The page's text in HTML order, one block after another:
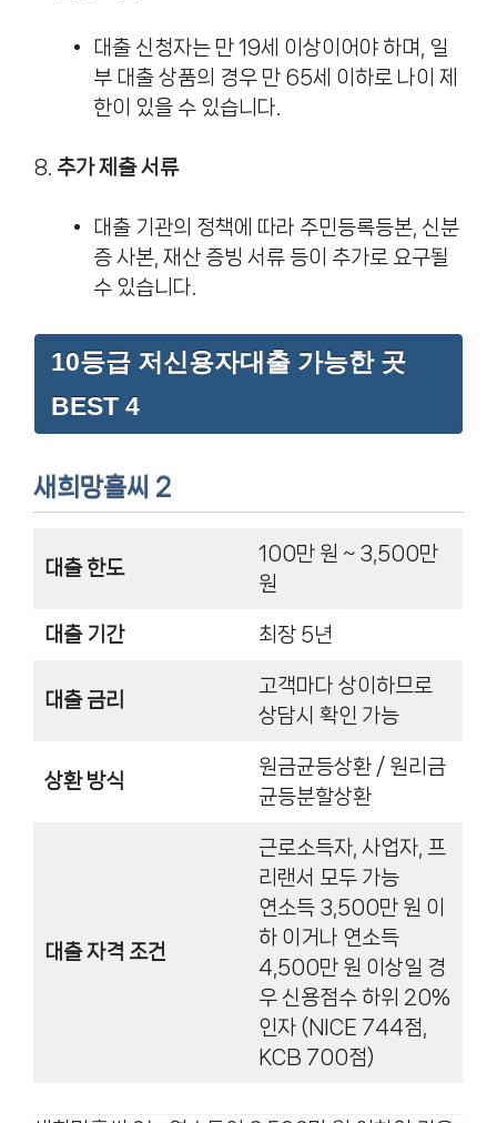
대출 신청자는 만 19세 이상이어야 하며, 일
부 대출 상품의 경우 만 65세 이하로 나이 제
한이 있을 수 있습니다.
8. 추가 제출 서류
대출 기관의 정책에 따라 주민등록등본, 신분
증 사본, 재산 증빙 서류 등이 추가로 요구될
수 있습니다.
10등급 저신용자대출 가능한 곳
BEST 4
새희망홀씨 2
대출 한도
100만 원 ~ 3,500만
원
대출 기간 최장 5년
대출 금리
고객마다 상이하므로
상담시 확인 가능
상환 방식
원금균등상환 / 원리금
균등분할상환
대출 자격 조건
근로소득자, 사업자, 프
리랜서 모두 가능
연소득 3,500만 원 이
하 이거나 연소득
4,500만 원 이상일 경
우 신용점수 하위 20%
인자 (NICE 744점,
KCB 700점)